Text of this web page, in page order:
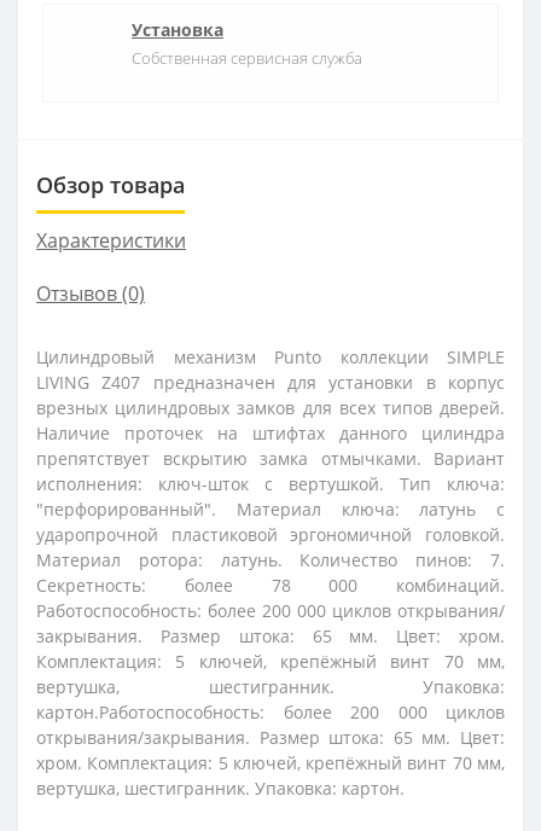
Установка
Собственная сервисная служба
Обзор товара
Характеристики
Отзывов (0)
Цилиндровый механизм Punto коллекции SIMPLE
LIVING Z407 предназначен для установки в корпус
врезных цилиндровых замков для всех типов дверей.
Наличие проточек на штифтах данного цилиндра
препятствует вскрытию замка отмычками. Вариант
исполнения: ключ-шток с вертушкой. Тип ключа:
"перфорированный". Материал ключа: латунь с
ударопрочной пластиковой эргономичной головкой.
Материал ротора: латунь. Количество пинов: 7.
Секретность: более 78 000 комбинаций.
Работоспособность: более 200 000 циклов открывания/
закрывания. Размер штока: 65 мм. Цвет: хром.
Комплектация: 5 ключей, крепёжный винт 70 мм,
вертушка, шестигранник. Упаковка:
картон.Работоспособность: более 200 000 циклов
открывания/закрывания. Размер штока: 65 мм. Цвет:
хром. Комплектация: 5 ключей, крепёжный винт 70 мм,
вертушка, шестигранник. Упаковка: картон.